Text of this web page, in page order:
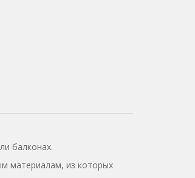
балконах.
материалам, из которых